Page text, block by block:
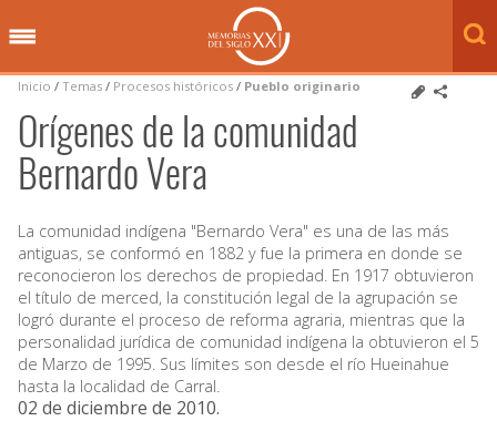
Inicio / Temas / Procesos históricos / Pueblo originario
Orígenes de la comunidad
Bernardo Vera
La comunidad indígena "Bernardo Vera" es una de las más
antiguas, se conformó en 1882 y fue la primera en donde se
reconocieron los derechos de propiedad. En 1917 obtuvieron
el título de merced, la constitución legal de la agrupación se
logró durante el proceso de reforma agraria, mientras que la
personalidad jurídica de comunidad indígena la obtuvieron el 5
de Marzo de 1995. Sus límites son desde el río Hueinahue
hasta la localidad de Carral.
02 de diciembre de 2010.